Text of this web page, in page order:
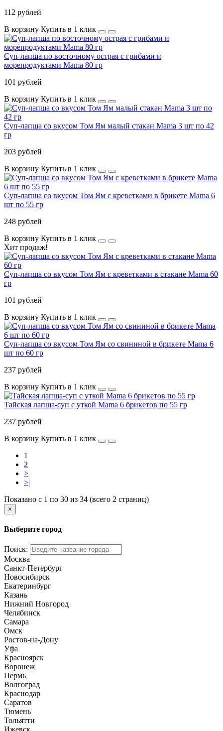
112 рублей
В корзину Купить в 1 клик
Суп-лапша по восточному острая с грибами и
морепродуктами Mama 80 гр
101 рублей
В корзину Купить в 1 клик
Суп-лапша со вкусом Том Ям малый стакан Mama 3 шт по 42
гр
203 рублей
В корзину Купить в 1 клик
Суп-лапша со вкусом Том Ям с креветками в брикете Mama 6
шт по 55 гр
248 рублей
В корзину Купить в 1 клик
Хит продаж!
Суп-лапша со вкусом Том Ям с креветками в стакане Mama 60
гр
101 рублей
В корзину Купить в 1 клик
Суп-лапша со вкусом Том Ям со свининой в брикете Mama 6
шт по 60 гр
237 рублей
В корзину Купить в 1 клик
Тайская лапша-суп с уткой Mama 6 брикетов по 55 гр
237 рублей
В корзину Купить в 1 клик
1
2
>
>|
Показано с 1 по 30 из 34 (всего 2 страниц)
×
Выберите город
Поиск:
Москва
Санкт-Петербург
Новосибирск
Екатеринбург
Казань
Нижний Новгород
Челябинск
Самара
Омск
Ростов-на-Дону
Уфа
Красноярск
Воронеж
Пермь
Волгоград
Краснодар
Саратов
Тюмень
Тольятти